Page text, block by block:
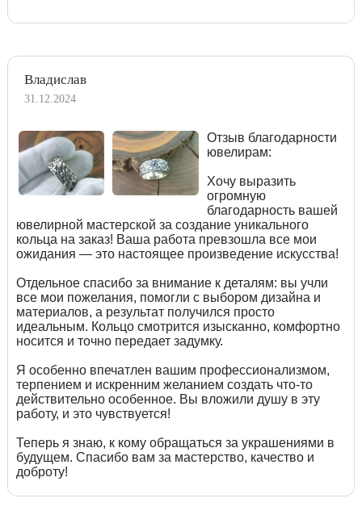
Владислав
31.12.2024
Отзыв благодарности
ювелирам:
Хочу выразить
огромную
благодарность вашей
ювелирной мастерской за создание уникального
кольца на заказ! Ваша работа превзошла все мои
ожидания — это настоящее произведение искусства!
Отдельное спасибо за внимание к деталям: вы учли
все мои пожелания, помогли с выбором дизайна и
материалов, а результат получился просто
идеальным. Кольцо смотрится изысканно, комфортно
носится и точно передает задумку.
Я особенно впечатлен вашим профессионализмом,
терпением и искренним желанием создать что-то
действительно особенное. Вы вложили душу в эту
работу, и это чувствуется!
Теперь я знаю, к кому обращаться за украшениями в
будущем. Спасибо вам за мастерство, качество и
доброту!